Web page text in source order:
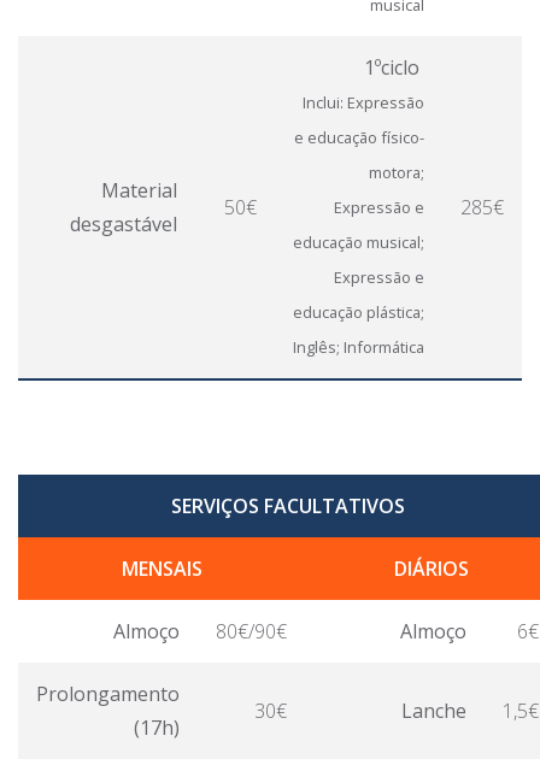
musical
Material
desgastável
50€
1ºciclo
Inclui: Expressão
e educação físico-
motora;
Expressão e
educação musical;
Expressão e
educação plástica;
Inglês; Informática
285€
SERVIÇOS FACULTATIVOS
MENSAIS DIÁRIOS
Almoço 80€/90€ Almoço 6€
Prolongamento
(17h)
30€ Lanche 1,5€